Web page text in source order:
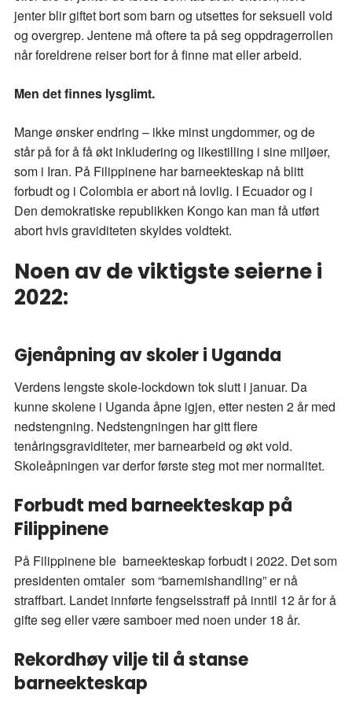
jenter blir giftet bort som barn og utsettes for seksuell vold
og overgrep. Jentene må oftere ta på seg oppdragerrollen
når foreldrene reiser bort for å finne mat eller arbeid.
Men det finnes lysglimt.
Mange ønsker endring – ikke minst ungdommer, og de
står på for å få økt inkludering og likestilling i sine miljøer,
som i Iran. På Filippinene har barneekteskap nå blitt
forbudt og i Colombia er abort nå lovlig. I Ecuador og i
Den demokratiske republikken Kongo kan man få utført
abort hvis graviditeten skyldes voldtekt.
Noen av de viktigste seierne i
2022:
Gjenåpning av skoler i Uganda
Verdens lengste skole-lockdown tok slutt i januar. Da
kunne skolene i Uganda åpne igjen, etter nesten 2 år med
nedstengning. Nedstengningen har gitt flere
tenåringsgraviditeter, mer barnearbeid og økt vold.
Skoleåpningen var derfor første steg mot mer normalitet.
Forbudt med barneekteskap på
Filippinene
På Filippinene ble barneekteskap forbudt i 2022. Det som
presidenten omtaler som “barnemishandling” er nå
straffbart. Landet innførte fengselsstraff på inntil 12 år for å
gifte seg eller være samboer med noen under 18 år.
Rekordhøy vilje til å stanse
barneekteskap